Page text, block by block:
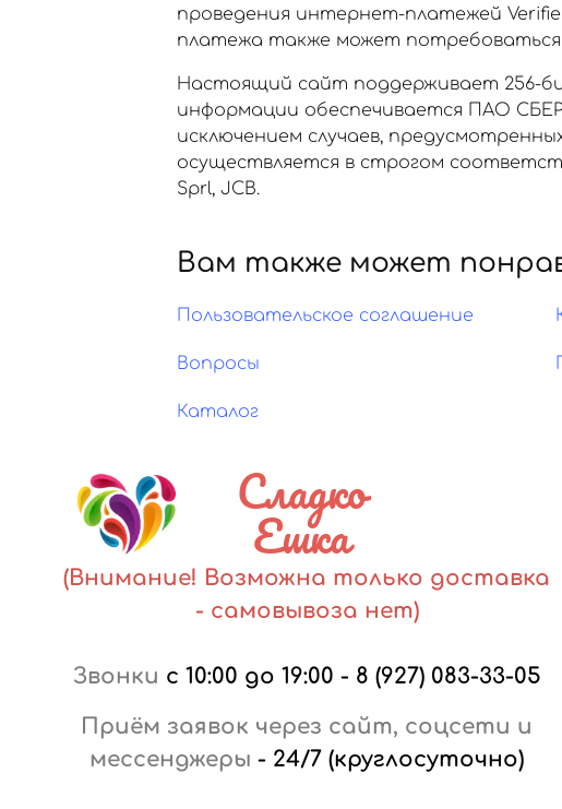
проведения интернет-платежей
платежа также может потребоваться
Настоящий сайт поддерживает 256-
информации обеспечивается ПАО
исключением случаев,
осуществляется в строгом
Sprl, JCB.
Вам также может
Пользовательское соглашение
Вопросы
Каталог
Сладко
Ешка
(Внимание! Возможна только доставка
- самовывоза нет)
Звонки с 10:00 до 19:00 - 8 (927) 083-33-05
Приём заявок через сайт, соцсети и
мессенджеры - 24/7 (круглосуточно)